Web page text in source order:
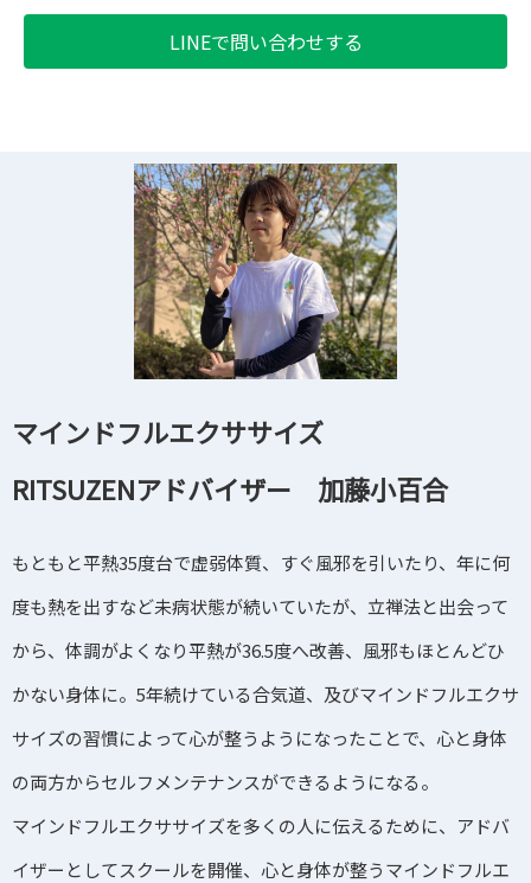
LINEで問い合わせする
マインドフルエクササイズ
RITSUZENアドバイザー 加藤小百合
もともと平熱35度台で虚弱体質、すぐ風邪を引いたり、年に何
度も熱を出すなど未病状態が続いていたが、立禅法と出会って
から、体調がよくなり平熱が36.5度へ改善、風邪もほとんどひ
かない身体に。5年続けている合気道、及びマインドフルエクサ
サイズの習慣によって心が整うようになったことで、心と身体
の両方からセルフメンテナンスができるようになる。
マインドフルエクササイズを多くの人に伝えるために、アドバ
イザーとしてスクールを開催、心と身体が整うマインドフルエ